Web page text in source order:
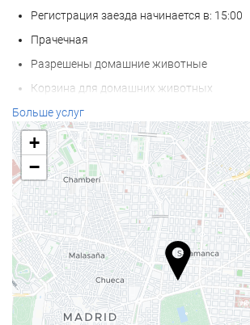
Регистрация заезда начинается в: 15:00
Прачечная
Разрешены домашние животные
Корзина для домашних животных
Миски для домашних животных
Кондиционер
Отопление
Лифт
Номер для не курящих
Курение на всей территории запрещено
Звукоизолированные номера
Велнес
Больше услуг
+
−